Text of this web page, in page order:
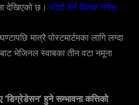
देखिएको छ।फोटो हेर्न क्लिक गर्नस्
मात्रै पोस्टमार्टमका लागि लग्दा
भेजिनल स्वाबका तीन वटा नमूना
हुने सम्भावना कत्तिको